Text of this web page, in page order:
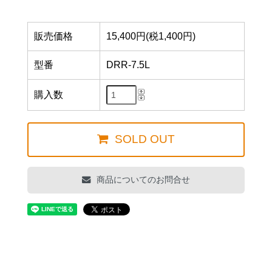
販売価格 15,400円(税1,400円)
型番 DRR-7.5L
購入数
SOLD OUT
商品についてのお問合せ